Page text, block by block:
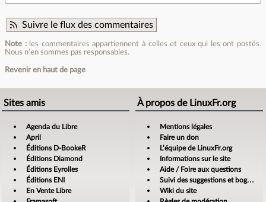
Suivre le flux des commentaires
Note :les commentaires appartiennent à celles et ceux qui les ont postés.
Nous n’en sommes pas responsables.
Revenir en haut de page
Sites amis
Agenda du Libre
April
Éditions D-BookeR
Éditions Diamond
Éditions Eyrolles
Éditions ENI
En Vente Libre
À propos de LinuxFr.org
Mentions légales
Faire un don
L’équipe de LinuxFr.org
Informations sur le site
Aide / Foire aux questions
Suivi des suggestions et bogues
Wiki du site